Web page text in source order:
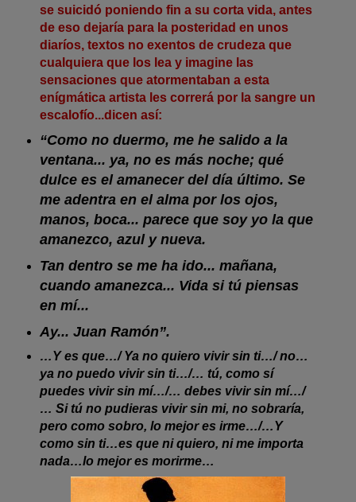
se suicidó poniendo fin a su corta vida, antes
de eso dejaría para la posteridad en unos
diaríos, textos no exentos de crudeza que
cualquiera que los lea y imagine las
sensaciones que atormentaban a esta
enígmática artista les correrá por la sangre un
escalofío...dicen así:
“Como no duermo, me he salido a la
ventana... ya, no es más noche; qué
dulce es el amanecer del día último. Se
me adentra en el alma por los ojos,
manos, boca... parece que soy yo la que
amanezco, azul y nueva.
Tan dentro se me ha ido... mañana,
cuando amanezca... Vida si tú piensas
en mí...
Ay... Juan Ramón”.
…Y es que…/ Ya no quiero vivir sin ti…/ no…
ya no puedo vivir sin ti…/… tú, como sí
puedes vivir sin mí…/… debes vivir sin mí…/
… Si tú no pudieras vivir sin mi, no sobraría,
pero como sobro, lo mejor es irme…/…Y
como sin ti…es que ni quiero, ni me importa
nada…lo mejor es morirme…